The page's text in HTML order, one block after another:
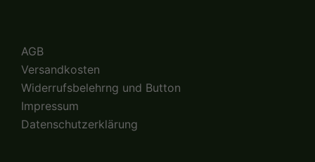
AGB
Versandkosten
Widerrufsbelehrng und Button
Impressum
Datenschutzerklärung